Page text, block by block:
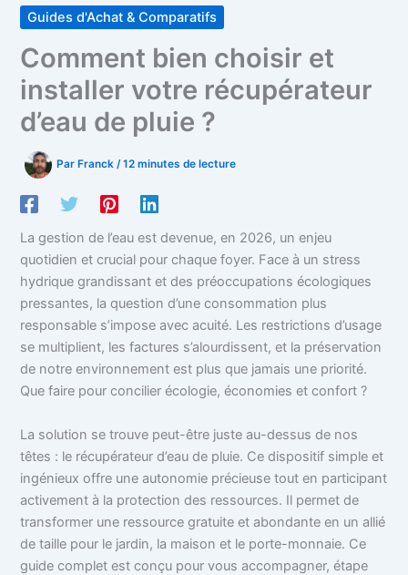
Guides d'Achat & Comparatifs
Comment bien choisir et
installer votre récupérateur
d’eau de pluie ?
Par Franck/12 minutes de lecture
La gestion de l’eau est devenue, en 2026, un enjeu
quotidien et crucial pour chaque foyer. Face à un stress
hydrique grandissant et des préoccupations écologiques
pressantes, la question d’une consommation plus
responsable s’impose avec acuité. Les restrictions d’usage
se multiplient, les factures s’alourdissent, et la préservation
de notre environnement est plus que jamais une priorité.
Que faire pour concilier écologie, économies et confort ?
La solution se trouve peut-être juste au-dessus de nos
têtes : le récupérateur d’eau de pluie. Ce dispositif simple et
ingénieux offre une autonomie précieuse tout en participant
activement à la protection des ressources. Il permet de
transformer une ressource gratuite et abondante en un allié
de taille pour le jardin, la maison et le porte-monnaie. Ce
guide complet est conçu pour vous accompagner, étape